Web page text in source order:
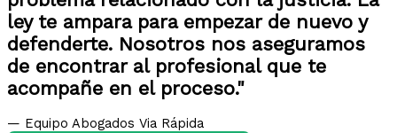
ley te ampara para empezar de nuevo y
defenderte. Nosotros nos aseguramos
de encontrar al profesional que te
acompañe en el proceso."
— Equipo Abogados Via Rápida